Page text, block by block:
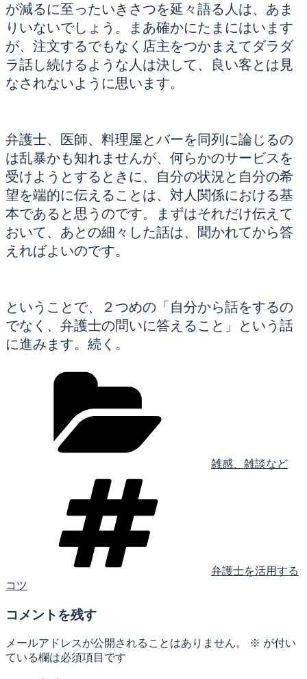
が減るに至ったいきさつを延々語る人は、あま
りいないでしょう。まあ確かにたまにはいます
が、注文するでもなく店主をつかまえてダラダ
ラ話し続けるような人は決して、良い客とは見
なされないように思います。
弁護士、医師、料理屋とバーを同列に論じるの
は乱暴かも知れませんが、何らかのサービスを
受けようとするときに、自分の状況と自分の希
望を端的に伝えることは、対人関係における基
本であると思うのです。まずはそれだけ伝えて
おいて、あとの細々した話は、聞かれてから答
えればよいのです。
ということで、２つめの「自分から話をするの
でなく、弁護士の問いに答えること」という話
に進みます。続く。
雑感、雑談など
弁護士を活用する
コツ
コメントを残す
メールアドレスが公開されることはありません。 ※ が付い
ている欄は必須項目です